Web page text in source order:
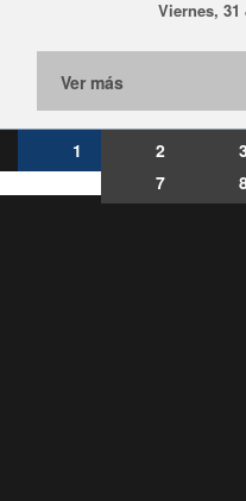
Viernes, 31
Ver más
1 2 3
7